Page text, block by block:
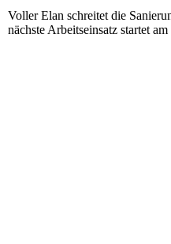
Voller Elan schreitet die
nächste